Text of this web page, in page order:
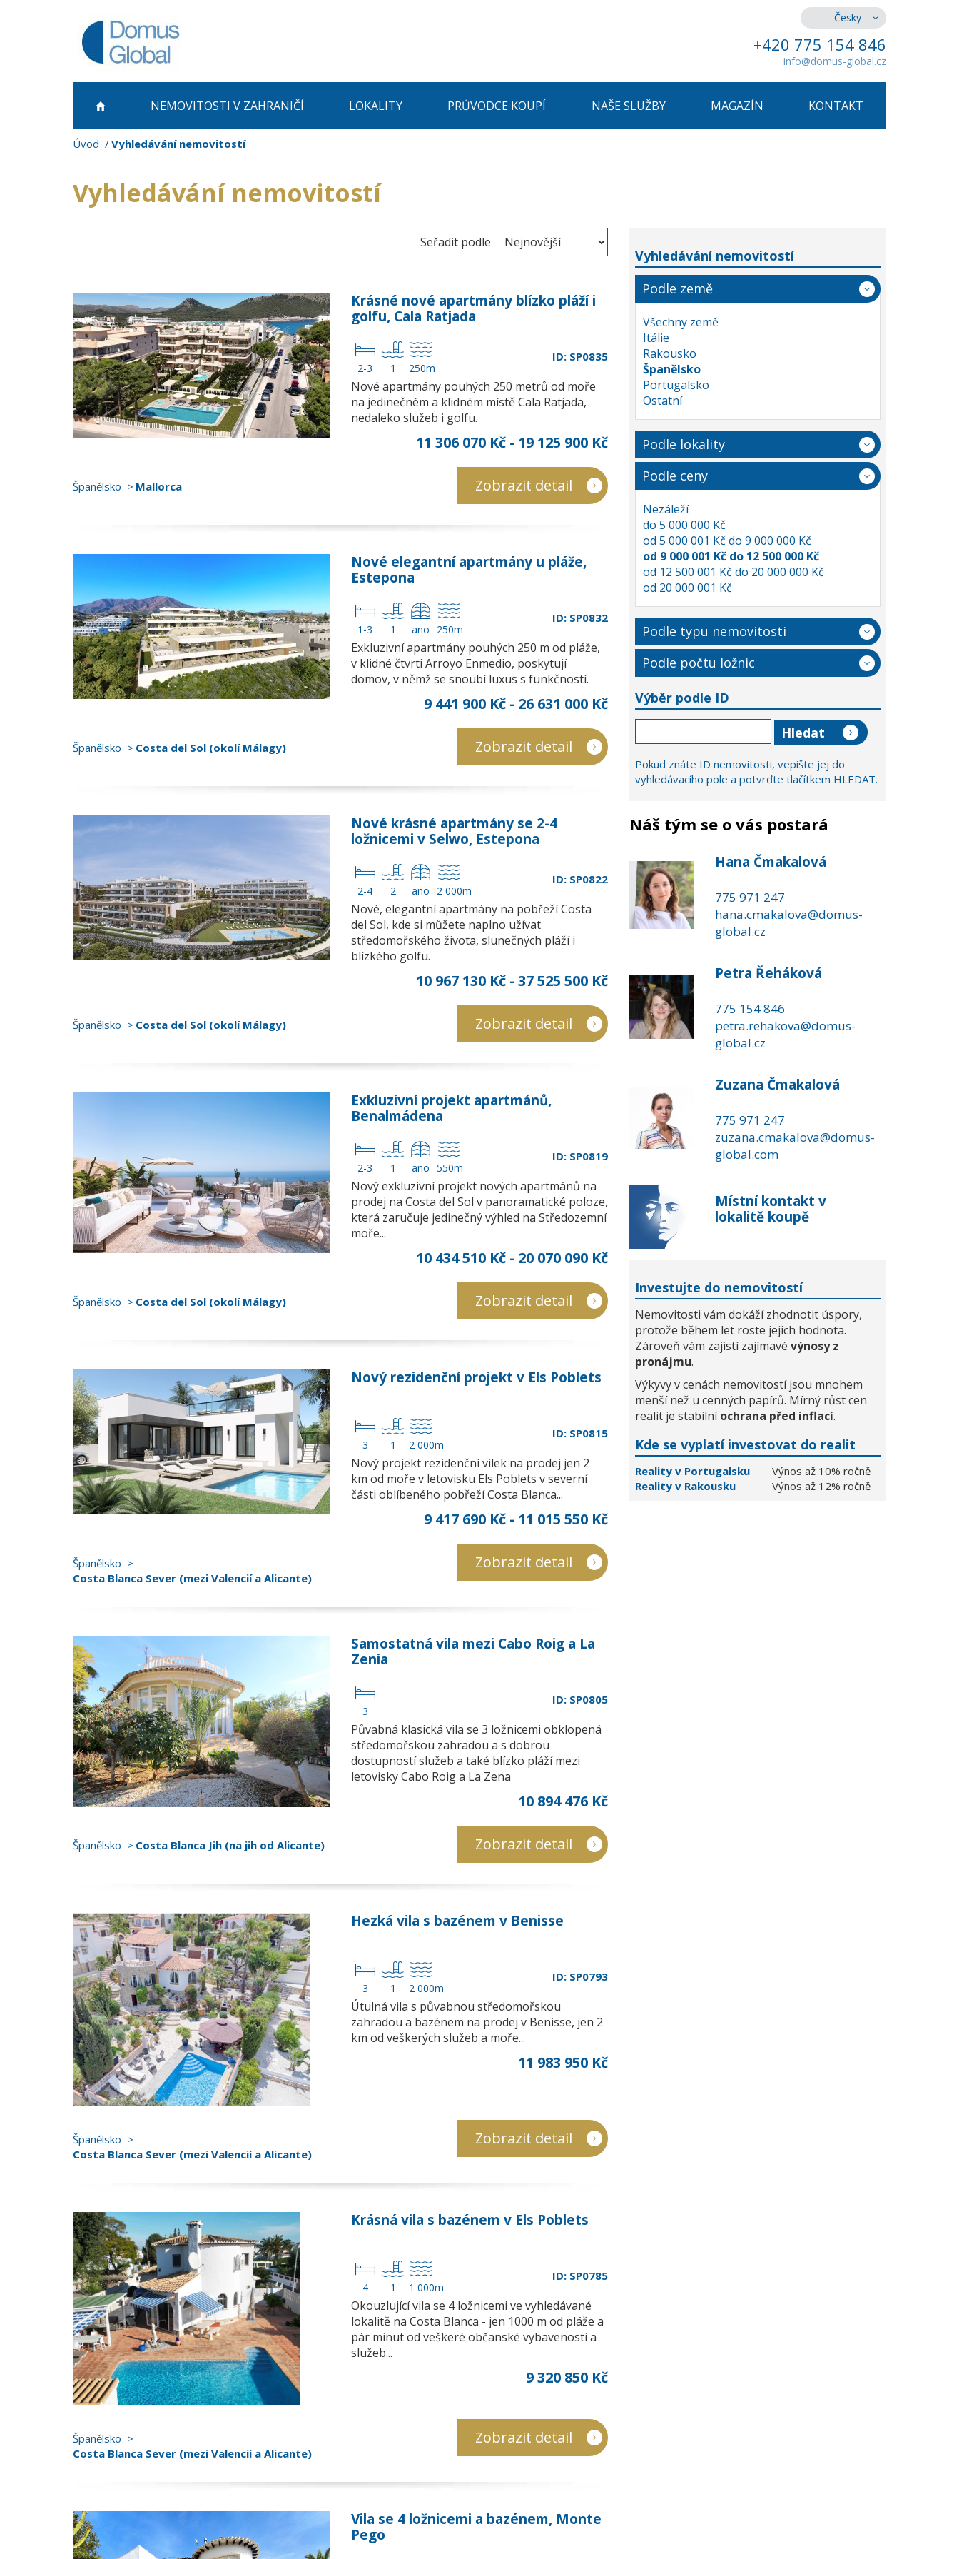
Česky
+420 775 154 846
info@domus-global.cz
NEMOVITOSTI V ZAHRANIČÍ LOKALITY PRŮVODCE KOUPÍ NAŠE SLUŽBY MAGAZÍN KONTAKT
Úvod Vyhledávání nemovitostí
Vyhledávání nemovitostí
Seřadit podle
Krásné nové apartmány blízko pláží i
golfu, Cala Ratjada
2-3 1 250m
ID: SP0835
Nové apartmány pouhých 250 metrů od moře
na jedinečném a klidném místě Cala Ratjada,
nedaleko služeb i golfu.
11 306 070 Kč - 19 125 900 Kč
Španělsko Mallorca Zobrazit detail
Nové elegantní apartmány u pláže,
Estepona
1-3 1 ano 250m
ID: SP0832
Exkluzivní apartmány pouhých 250 m od pláže,
v klidné čtvrti Arroyo Enmedio, poskytují
domov, v němž se snoubí luxus s funkčností.
9 441 900 Kč - 26 631 000 Kč
Španělsko Costa del Sol (okolí Málagy) Zobrazit detail
Nové krásné apartmány se 2-4
ložnicemi v Selwo, Estepona
2-4 2 ano 2 000m
ID: SP0822
Nové, elegantní apartmány na pobřeží Costa
del Sol, kde si můžete naplno užívat
středomořského života, slunečných pláží i
blízkého golfu.
10 967 130 Kč - 37 525 500 Kč
Španělsko Costa del Sol (okolí Málagy) Zobrazit detail
Exkluzivní projekt apartmánů,
Benalmádena
2-3 1 ano 550m
ID: SP0819
Nový exkluzivní projekt nových apartmánů na
prodej na Costa del Sol v panoramatické poloze,
která zaručuje jedinečný výhled na Středozemní
moře...
10 434 510 Kč - 20 070 090 Kč
Španělsko Costa del Sol (okolí Málagy) Zobrazit detail
Nový rezidenční projekt v Els Poblets
3 1 2 000m
ID: SP0815
Nový projekt rezidenční vilek na prodej jen 2
km od moře v letovisku Els Poblets v severní
části oblíbeného pobřeží Costa Blanca...
9 417 690 Kč - 11 015 550 Kč
Španělsko
Costa Blanca Sever (mezi Valencií a Alicante)
Zobrazit detail
Samostatná vila mezi Cabo Roig a La
Zenia
3
ID: SP0805
Půvabná klasická vila se 3 ložnicemi obklopená
středomořskou zahradou a s dobrou
dostupností služeb a také blízko pláží mezi
letovisky Cabo Roig a La Zena
10 894 476 Kč
Španělsko Costa Blanca Jih (na jih od Alicante) Zobrazit detail
Hezká vila s bazénem v Benisse
3 1 2 000m
ID: SP0793
Útulná vila s půvabnou středomořskou
zahradou a bazénem na prodej v Benisse, jen 2
km od veškerých služeb a moře...
11 983 950 Kč
Španělsko
Costa Blanca Sever (mezi Valencií a Alicante)
Zobrazit detail
Krásná vila s bazénem v Els Poblets
4 1 1 000m
ID: SP0785
Okouzlující vila se 4 ložnicemi ve vyhledávané
lokalitě na Costa Blanca - jen 1000 m od pláže a
pár minut od veškeré občanské vybavenosti a
služeb...
9 320 850 Kč
Španělsko
Costa Blanca Sever (mezi Valencií a Alicante)
Zobrazit detail
Vila se 4 ložnicemi a bazénem, Monte
Pego
Vyhledávání nemovitostí
Podle země
Všechny země
Itálie
Rakousko
Španělsko
Portugalsko
Ostatní
Podle lokality
Podle ceny
Nezáleží
do 5 000 000 Kč
od 5 000 001 Kč do 9 000 000 Kč
od 9 000 001 Kč do 12 500 000 Kč
od 12 500 001 Kč do 20 000 000 Kč
od 20 000 001 Kč
Podle typu nemovitosti
Podle počtu ložnic
Výběr podle ID
Pokud znáte ID nemovitosti, vepište jej do
vyhledávacího pole a potvrďte tlačítkem HLEDAT.
Náš tým se o vás postará
Hana Čmakalová
775 971 247
hana.cmakalova@domus-
global.cz
Petra Řeháková
775 154 846
petra.rehakova@domus-
global.cz
Zuzana Čmakalová
775 971 247
zuzana.cmakalova@domus-
global.com
Místní kontakt v
lokalitě koupě
Investujte do nemovitostí
Nemovitosti vám dokáží zhodnotit úspory,
protože během let roste jejich hodnota.
Zároveň vám zajistí zajímavé výnosy z
pronájmu.
Výkyvy v cenách nemovitostí jsou mnohem
menší než u cenných papírů. Mírný růst cen
realit je stabilníochrana před inflací.
Kde se vyplatí investovat do realit
Reality v Portugalsku
Výnos až 10% ročně
Reality v Rakousku
Výnos až 12% ročně